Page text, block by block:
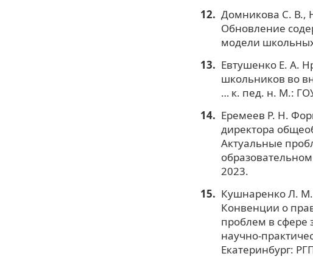
Домникова С. В.,
Обновление
модели
Евтушенко Е. А.
школьников во
… к. пед. н. М.:
Еремеев Р. Н.
директора
Актуальные
2023.
Кушнаренко Л.
Конвенции о
проблем в сфере
научно-
Екатеринбург: